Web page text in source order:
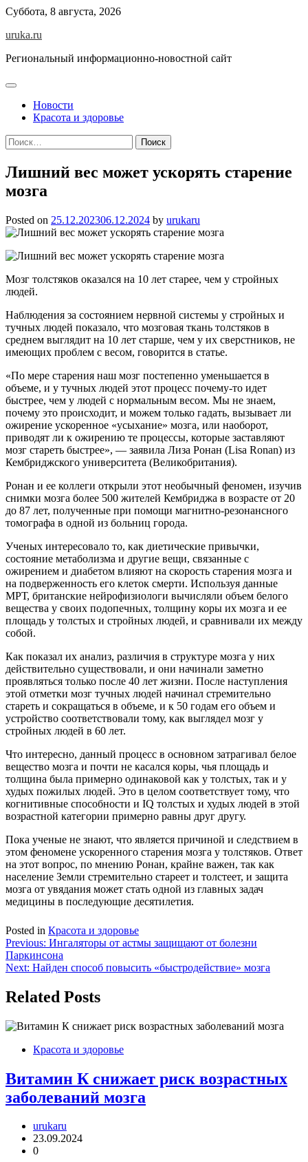
Skip
content
Суббота, 8 августа, 2026
uruka.ru
Региональный информационно-новостной сайт
Новости
Красота и здоровье
Найти:
Лишний вес может ускорять старение
мозга
Posted on 25.12.202306.12.2024 by urukaru
Мозг толстяков оказался на 10 лет старее, чем у стройных
людей.
Наблюдения за состоянием нервной системы у стройных и
тучных людей показало, что мозговая ткань толстяков в
среднем выглядит на 10 лет старше, чем у их сверстников, не
имеющих проблем с весом, говорится в статье.
«По мере старения наш мозг постепенно уменьшается в
объеме, и у тучных людей этот процесс почему-то идет
быстрее, чем у людей с нормальным весом. Мы не знаем,
почему это происходит, и можем только гадать, вызывает ли
ожирение ускоренное «усыхание» мозга, или наоборот,
приводят ли к ожирению те процессы, которые заставляют
мозг стареть быстрее», — заявила Лиза Ронан (Lisa Ronan) из
Кембриджского университета (Великобритания).
Ронан и ее коллеги открыли этот необычный феномен, изучив
снимки мозга более 500 жителей Кембриджа в возрасте от 20
до 87 лет, полученные при помощи магнитно-резонансного
томографа в одной из больниц города.
Ученых интересовало то, как диетические привычки,
состояние метаболизма и другие вещи, связанные с
ожирением и диабетом влияют на скорость старения мозга и
на подверженность его клеток смерти. Используя данные
МРТ, британские нейрофизиологи вычисляли объем белого
вещества у своих подопечных, толщину коры их мозга и ее
площадь у толстых и стройных людей, и сравнивали их между
собой.
Как показал их анализ, различия в структуре мозга у них
действительно существовали, и они начинали заметно
проявляться только после 40 лет жизни. После наступления
этой отметки мозг тучных людей начинал стремительно
стареть и сокращаться в объеме, и к 50 годам его объем и
устройство соответствовали тому, как выглядел мозг у
стройных людей в 60 лет.
Что интересно, данный процесс в основном затрагивал белое
вещество мозга и почти не касался коры, чья площадь и
толщина была примерно одинаковой как у толстых, так и у
худых пожилых людей. Это в целом соответствует тому, что
когнитивные способности и IQ толстых и худых людей в этой
возрастной категории примерно равны друг другу.
Пока ученые не знают, что является причиной и следствием в
этом феномене ускоренного старения мозга у толстяков. Ответ
на этот вопрос, по мнению Ронан, крайне важен, так как
население Земли стремительно стареет и толстеет, и защита
мозга от увядания может стать одной из главных задач
медицины в последующие десятилетия.
Posted in Красота и здоровье
Навигация
по
Previous: Ингаляторы от астмы защищают от болезни
Паркинсона
Next: Найден способ повысить «быстродействие» мозга
Related Posts
Красота и здоровье
Витамин К снижает риск возрастных
заболеваний мозга
urukaru
23.09.2024
0